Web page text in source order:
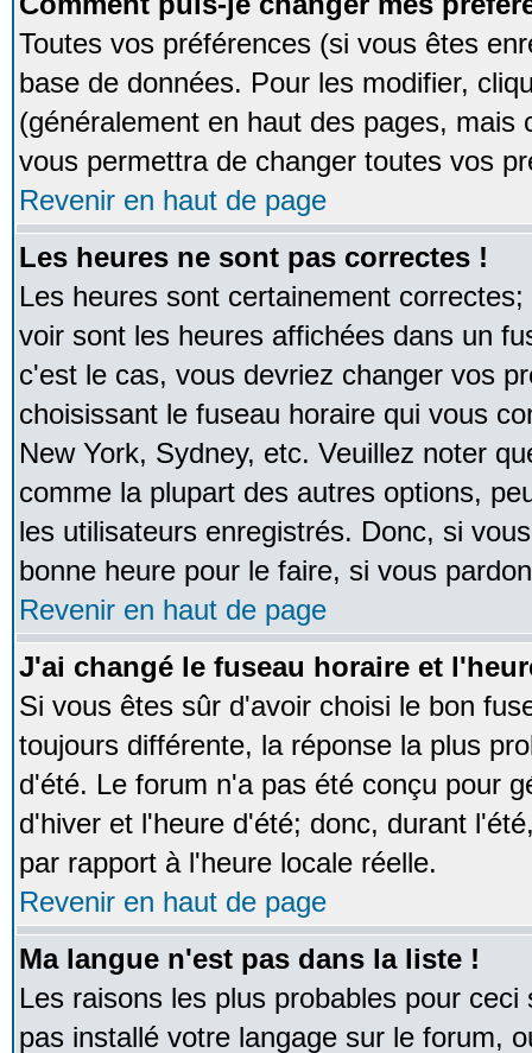
Toutes vos préférences (si vous êtes
base de données. Pour les modifier,
(généralement en haut des pages,
vous permettra de changer toutes vos
Revenir en haut de page
Les heures ne sont pas correctes !
Les heures sont certainement
voir sont les heures affichées dans un
c'est le cas, vous devriez changer vos
choisissant le fuseau horaire qui vous
New York, Sydney, etc. Veuillez noter
comme la plupart des autres options,
les utilisateurs enregistrés. Donc, si
bonne heure pour le faire, si vous
Revenir en haut de page
J'ai changé le fuseau horaire et
Si vous êtes sûr d'avoir choisi le bon
toujours différente, la réponse la plus
d'été. Le forum n'a pas été conçu pour
d'hiver et l'heure d'été; donc, durant
par rapport à l'heure locale réelle.
Revenir en haut de page
Ma langue n'est pas dans la liste !
Les raisons les plus probables pour
pas installé votre langage sur le forum,